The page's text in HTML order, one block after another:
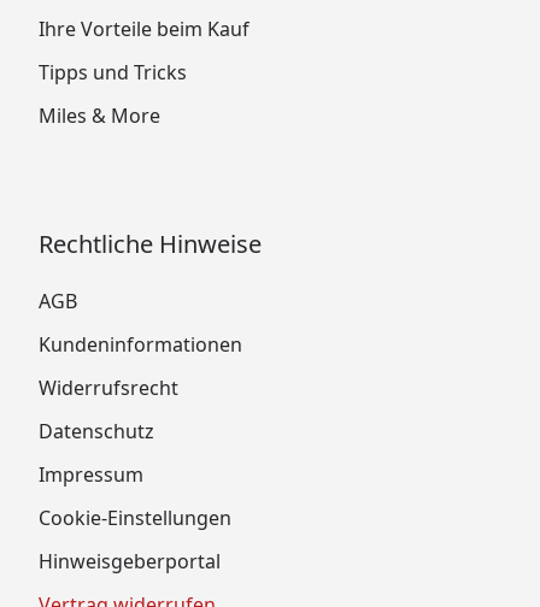
Ihre Vorteile beim Kauf
Tipps und Tricks
Miles & More
Rechtliche Hinweise
AGB
Kundeninformationen
Widerrufsrecht
Datenschutz
Impressum
Cookie-Einstellungen
Hinweisgeberportal